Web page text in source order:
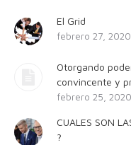
El Grid
febrero 27, 2020
Otorgando
convincente y
febrero 25, 2020
CUALES SON
?